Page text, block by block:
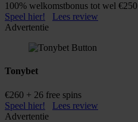
100% welkomstbonus tot wel €250
Speel hier!
Lees review
Advertentie
Tonybet
€260 + 26 free spins
Speel hier!
Lees review
Advertentie